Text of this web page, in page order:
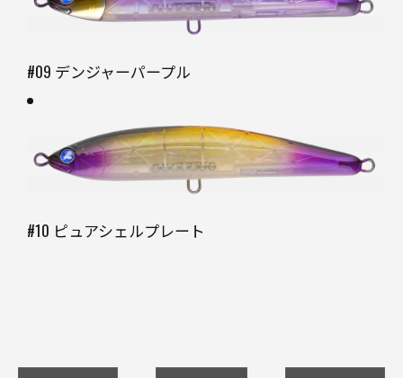
#09 デンジャーパープル
#10 ピュアシェルプレート